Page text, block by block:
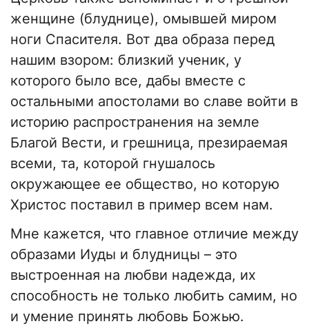
женщине (блуднице), омывшей миром
ноги Спасителя. Вот два образа перед
нашим взором: близкий ученик, у
которого было все, дабы вместе с
остальными апостолами во славе войти в
историю распространения на земле
Благой Вести, и грешница, презираемая
всеми, та, которой гнушалось
окружающее ее общество, но которую
Христос поставил в пример всем нам.
Мне кажется, что главное отличие между
образами Иуды и блудницы – это
выстроенная на любви надежда, их
способность не только любить самим, но
и умение принять любовь Божью.